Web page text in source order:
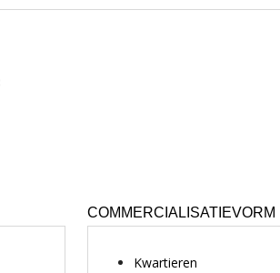
COMMERCIALISATIEVORM
Kwartieren